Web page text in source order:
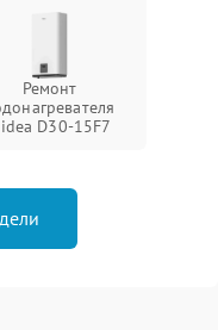
Ремонт
D30-15F7